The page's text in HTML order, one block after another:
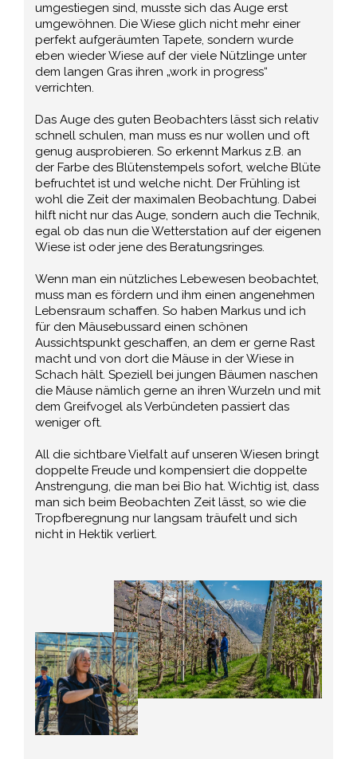
umgestiegen sind, musste sich das Auge erst
umgewöhnen. Die Wiese glich nicht mehr einer
perfekt aufgeräumten Tapete, sondern wurde
eben wieder Wiese auf der viele Nützlinge unter
dem langen Gras ihren „work in progress“
verrichten.
Das Auge des guten Beobachters lässt sich relativ
schnell schulen, man muss es nur wollen und oft
genug ausprobieren. So erkennt Markus z.B. an
der Farbe des Blütenstempels sofort, welche Blüte
befruchtet ist und welche nicht. Der Frühling ist
wohl die Zeit der maximalen Beobachtung. Dabei
hilft nicht nur das Auge, sondern auch die Technik,
egal ob das nun die Wetterstation auf der eigenen
Wiese ist oder jene des Beratungsringes.
Wenn man ein nützliches Lebewesen beobachtet,
muss man es fördern und ihm einen angenehmen
Lebensraum schaffen. So haben Markus und ich
für den Mäusebussard einen schönen
Aussichtspunkt geschaffen, an dem er gerne Rast
macht und von dort die Mäuse in der Wiese in
Schach hält. Speziell bei jungen Bäumen naschen
die Mäuse nämlich gerne an ihren Wurzeln und mit
dem Greifvogel als Verbündeten passiert das
weniger oft.
All die sichtbare Vielfalt auf unseren Wiesen bringt
doppelte Freude und kompensiert die doppelte
Anstrengung, die man bei Bio hat. Wichtig ist, dass
man sich beim Beobachten Zeit lässt, so wie die
Tropfberegnung nur langsam träufelt und sich
nicht in Hektik verliert.